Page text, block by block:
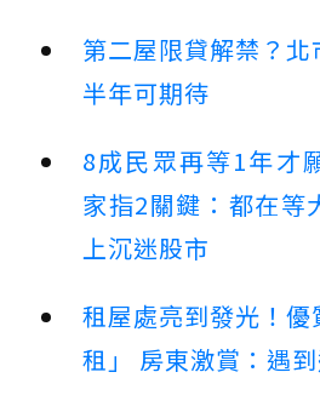
第二屋限貸解禁？
半年可期待
8成民眾再等1年才
家指2關鍵：都在等
上沉迷股市
租屋處亮到發光！
租」 房東激賞：遇